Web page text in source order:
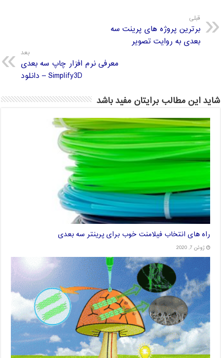
قبلی
برترین پروژه های پرینت سه
بعدی به روایت تصویر
بعد
معرفی نرم افزار چاپ سه بعدی
Simplify3D – دانلود
شاید این مطالب برایتان مفید باشد
راه های انتخاب فیلامنت خوب برای پرینتر سه بعدی
ژوئن 7, 2020